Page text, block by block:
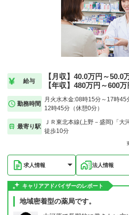
給与
【月収】40.0万円～
【年収】480万円～600
勤務時間
月火水木金:08時15分～17時
12時45分（休憩0分）
最寄り駅
ＪＲ東北本線(上野－盛岡)「大
徒歩10分
求人情報 法人情報
キャリアアドバイザーのレポート
地域密着型の薬局です。